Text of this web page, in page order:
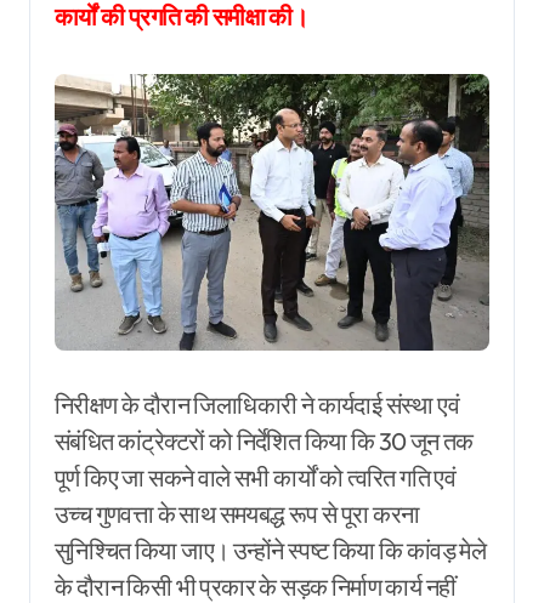
कार्यों की प्रगति की समीक्षा की।
निरीक्षण के दौरान जिलाधिकारी ने कार्यदाई संस्था एवं
संबंधित कांट्रेक्टरों को निर्देशित किया कि 30 जून तक
पूर्ण किए जा सकने वाले सभी कार्यों को त्वरित गति एवं
उच्च गुणवत्ता के साथ समयबद्ध रूप से पूरा करना
सुनिश्चित किया जाए। उन्होंने स्पष्ट किया कि कांवड़ मेले
के दौरान किसी भी प्रकार के सड़क निर्माण कार्य नहीं